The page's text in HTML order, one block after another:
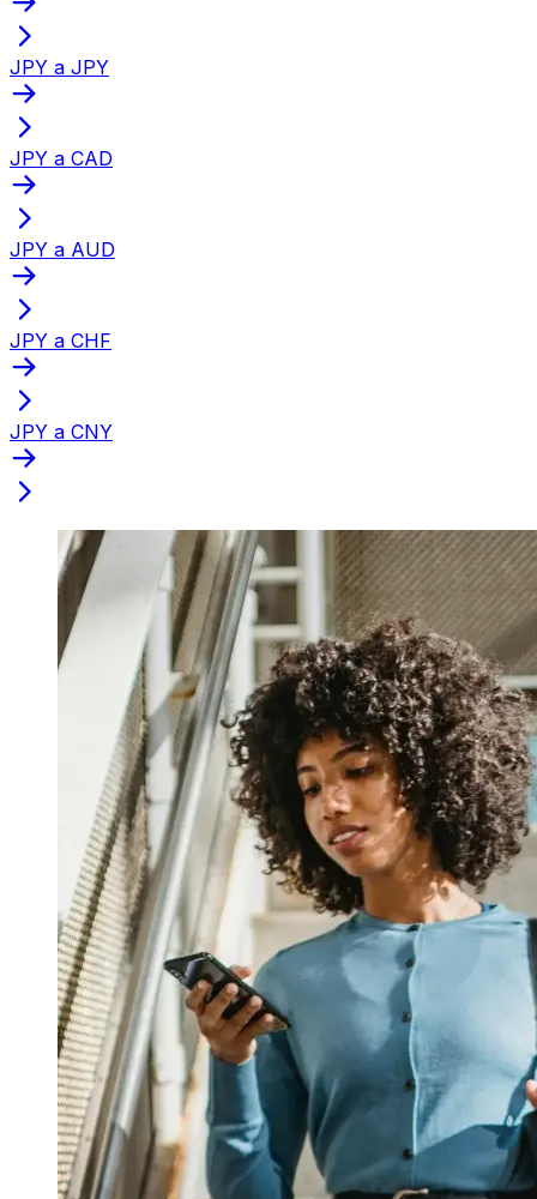
JPY a JPY
JPY a CAD
JPY a AUD
JPY a CHF
JPY a CNY